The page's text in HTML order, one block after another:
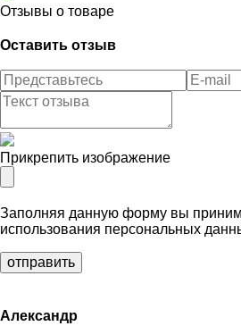
Отзывы о товаре
Оставить отзыв
Прикрепить изображение
Заполняя данную форму вы
использования персональных
Александр